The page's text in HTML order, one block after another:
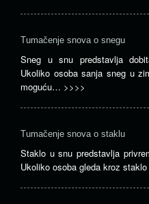
Tumačenje snova o snegu
Sneg u snu predstavlja
Ukoliko osoba sanja sneg u
moguću… >>>>
Tumačenje snova o staklu
Staklo u snu predstavlja
Ukoliko osoba gleda kroz